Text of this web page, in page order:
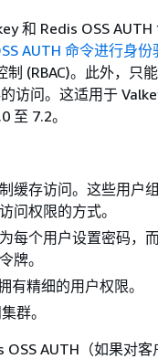
和 Redis OSS AUTH
AUTH 命令进行身份
(RBAC)。此外，只
访问。这适用于
至 7.2。
缓存访问。这些用户
问权限的方式。
每个用户设置密码，
牌。
有精细的用户权限。
群。
OSS AUTH（如果对